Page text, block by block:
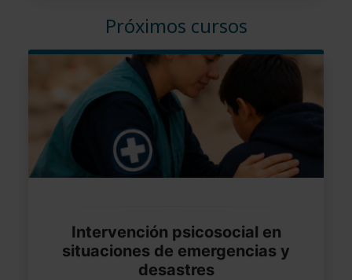
Próximos cursos
Intervención psicosocial en
situaciones de emergencias y
desastres